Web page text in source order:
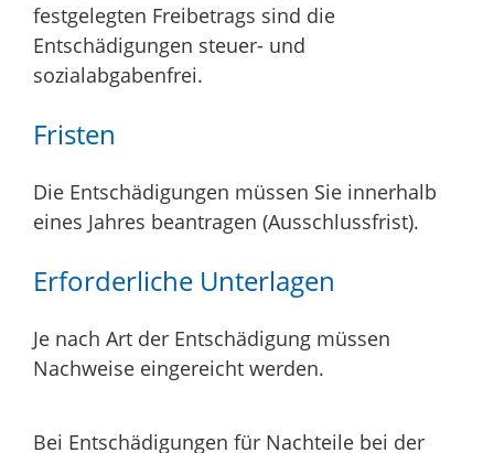
festgelegten Freibetrags sind die
Entschädigungen steuer- und
sozialabgabenfrei.
Fristen
Die Entschädigungen müssen Sie innerhalb
eines Jahres beantragen (Ausschlussfrist).
Erforderliche Unterlagen
Je nach Art der Entschädigung müssen
Nachweise eingereicht werden.
Bei Entschädigungen für Nachteile bei der